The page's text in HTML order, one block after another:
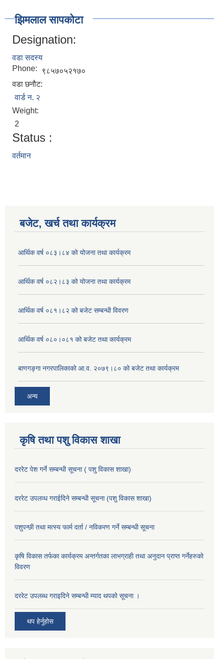
झिमलाल सापकोटा
Designation:
वडा सदस्य
Phone:
९८५७०५२१७०
वडा छनौट:
वार्ड न. २
Weight:
2
Status :
वर्तमान
बजेट, खर्च तथा कार्यक्रम
आर्थिक वर्ष ०८३।८४ को योजना तथा कार्यक्रम
आर्थिक वर्ष ०८२।८३ को योजना तथा कार्यक्रम
आर्थिक वर्ष ०८१।८२ को बजेट सम्बन्धी विवरण
आर्थिक वर्ष ०८०।०८१ को बजेट तथा कार्यक्रम
बाणगङ्गा नगरपालिकाको आ.व. २०७९।८० को बजेट तथा कार्यक्रम
अन्य
कृषि तथा पशु विकास शाखा
दररेट पेश गर्ने सम्बन्धी सूचना ( पशु विकास शाखा)
दररेट उपलव्ध गराईदिने सम्बन्धी सूचना (पशु विकास शाखा)
पशुपन्छी तथा मत्स्य फार्म दर्ता / नविकरण गर्ने सम्बन्धी सूचना
कृषि विकास तर्फका कार्यक्रम अन्तर्गतका लाभग्राही तथा अनुदान प्राप्त गर्नेहरुको
विवरण
दररेट उपलब्ध गराइदिने सम्बन्धी म्याद थपको सूचना ।
थप हेर्नुहोस